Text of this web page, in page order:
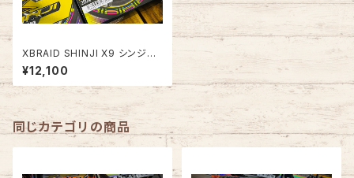
XBRAID SHINJI X9 シンジX9
200m
¥12,100
同じカテゴリの商品